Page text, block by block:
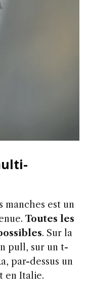
manches est un
Toutes les
. Sur la
pull, sur un t-
par-dessus un
en Italie.